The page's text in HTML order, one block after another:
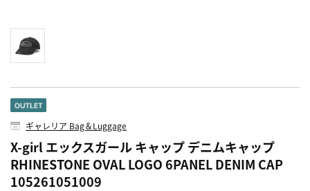
ギャレリア Bag＆Luggage
X-girl エックスガール キャップ デニムキャップ
RHINESTONE OVAL LOGO 6PANEL DENIM CAP
105261051009